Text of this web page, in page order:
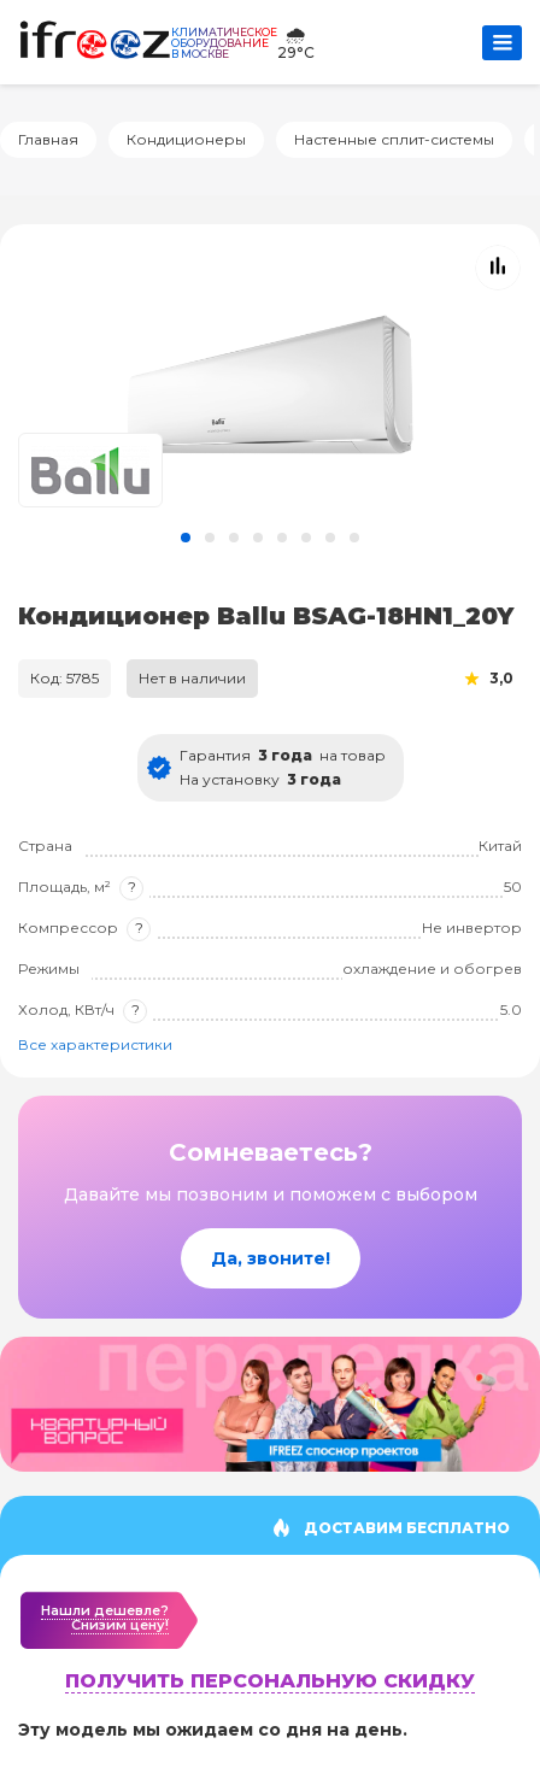
КЛИМАТИЧЕСКОЕ
ОБОРУДОВАНИЕ
В МОСКВЕ
🌧️
29°C
Главная Кондиционеры Настенные сплит-системы
Кондиционер Ballu BSAG-18HN1_20Y
Код: 5785 Нет в наличии 3,0
Гарантия 3 года на товар
На установку 3 года
Страна Китай
Площадь, м² ? 50
Компрессор ? Не инвертор
Режимы охлаждение и обогрев
Холод, КВт/ч ?
5.0
Все характеристики
Сомневаетесь?
Давайте мы позвоним и поможем с выбором
Да, звоните!
ДОСТАВИМ БЕСПЛАТНО
Нашли дешевле?
Cнизим цену!
ПОЛУЧИТЬ ПЕРСОНАЛЬНУЮ СКИДКУ
Эту модель мы ожидаем со дня на день.